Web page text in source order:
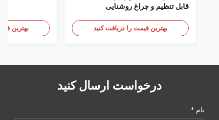
قابل تنظیم و چراغ روشنایی
بهترین قیمت را دریافت کنید بهترین
درخواست ارسال کنید
نام *